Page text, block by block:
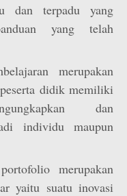
dan terpadu yang
yang telah
merupakan
didik memiliki
dan
individu maupun
merupakan
yaitu suatu inovasi